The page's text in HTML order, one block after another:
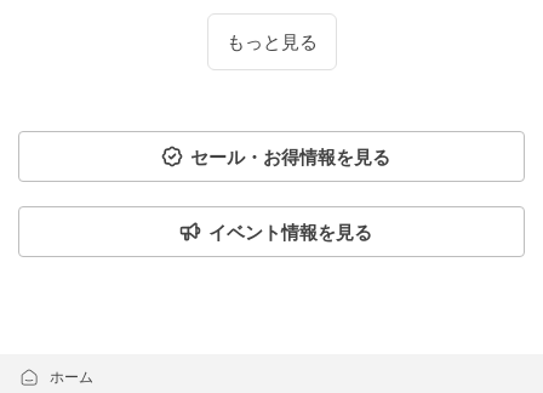
もっと見る
セール・お得情報を見る
イベント情報を見る
ホーム